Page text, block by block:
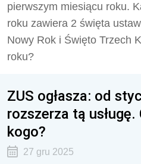
pierwszym miesiącu roku.
roku zawiera 2 święta
Nowy Rok i Święto Trzech
roku?
ZUS ogłasza: od
rozszerza tą
kogo?
27 gru 2025